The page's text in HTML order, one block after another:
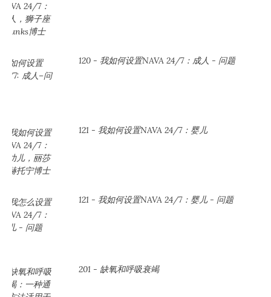
120 - 我如何设置NAVA 24/7：成人 - 问题
121 - 我如何设置NAVA 24/7：婴儿
121 - 我如何设置NAVA 24/7：婴儿 - 问题
201 - 缺氧和呼吸衰竭